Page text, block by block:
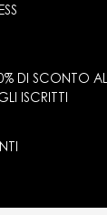
DI SCONTO
ISCRITTI